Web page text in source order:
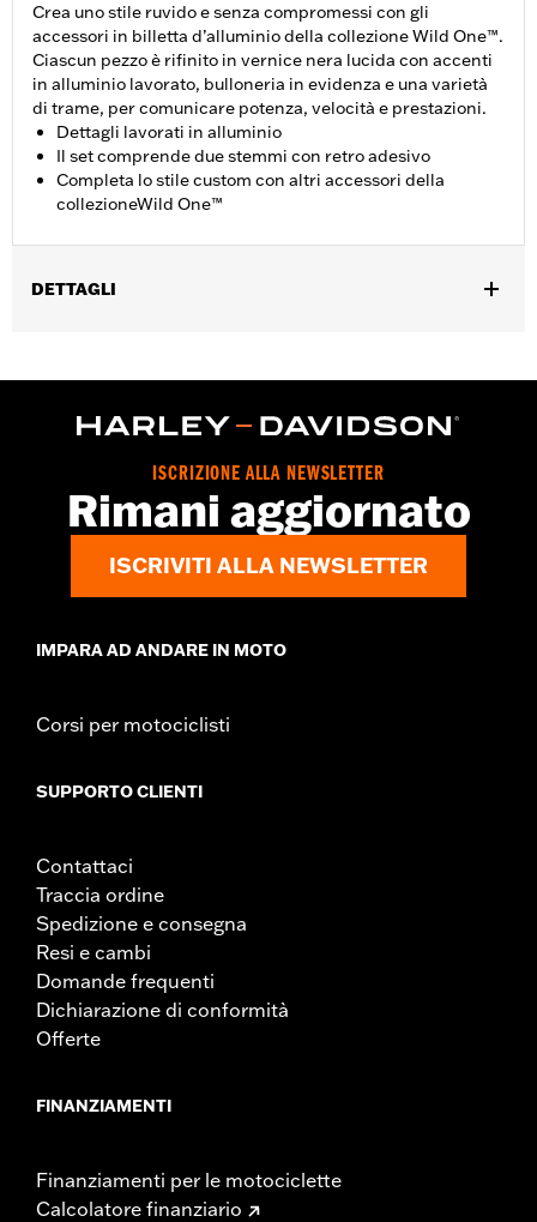
Crea uno stile ruvido e senza compromessi con gli
accessori in billetta d’alluminio della collezione Wild One™.
Ciascun pezzo è rifinito in vernice nera lucida con accenti
in alluminio lavorato, bulloneria in evidenza e una varietà
di trame, per comunicare potenza, velocità e prestazioni.
Dettagli lavorati in alluminio
Il set comprende due stemmi con retro adesivo
Completa lo stile custom con altri accessori della
collezioneWild One™
DETTAGLI
Istruzioni di installazione
Contenuto della confezione:Medaglione per ingranaggio
albero a camme e istruzioni per l’installazione
GARANZIA:,,,,,,,,,,,,,,,,,,,,,,,,,,,,,,,,,,,,,,,,,,,,,,,,,,,,,,,,,,,,
ISCRIZIONE ALLA NEWSLETTER
Rimani aggiornato
ISCRIVITI ALLA NEWSLETTER
IMPARA AD ANDARE IN MOTO
Corsi per motociclisti
SUPPORTO CLIENTI
Contattaci
Traccia ordine
Spedizione e consegna
Resi e cambi
Domande frequenti
Dichiarazione di conformità
Offerte
FINANZIAMENTI
Finanziamenti per le motociclette
Calcolatore finanziario